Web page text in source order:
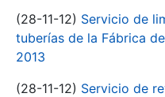
(28-11-12) Servicio de
tuberías de la Fábrica
2013
(28-11-12) Servicio de